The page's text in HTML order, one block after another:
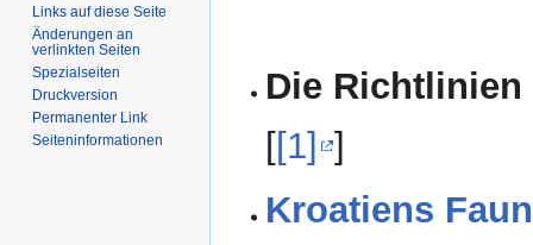
Die
[[1] ]
Kroatiens
Links auf diese Seite
Änderungen an
verlinkten Seiten
Spezialseiten
Druckversion
Permanenter Link
Seiten­informationen